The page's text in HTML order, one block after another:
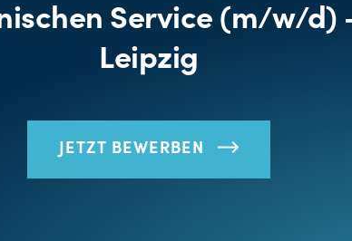
Service (m/w/d)
Leipzig
JETZT BEWERBEN